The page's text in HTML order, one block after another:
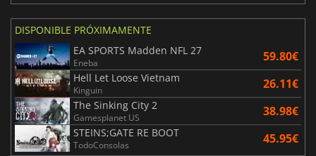
DISPONIBLE PRÓXIMAMENTE
EA SPORTS Madden NFL 27
Eneba 59.80€
Hell Let Loose Vietnam
Kinguin 26.11€
The Sinking City 2
Gamesplanet US 38.98€
STEINS;GATE RE BOOT
TodoConsolas 45.95€